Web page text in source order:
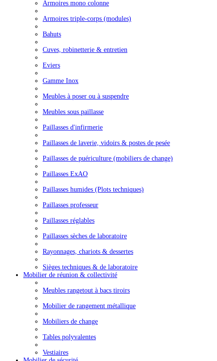
Armoires mono colonne
Armoires triple-corps (modules)
Bahuts
Cuves, robinetterie & entretien
Eviers
Gamme Inox
Meubles à poser ou à suspendre
Meubles sous paillasse
Paillasses d'infirmerie
Paillasses de laverie, vidoirs & postes de pesée
Paillasses de puériculture (mobiliers de change)
Paillasses ExAO
Paillasses humides (Plots techniques)
Paillasses professeur
Paillasses réglables
Paillasses sèches de laboratoire
Rayonnages, chariots & dessertes
Sièges techniques & de laboratoire
Mobilier de réunion & collectivité
Meubles rangetout à bacs tiroirs
Mobilier de rangement métallique
Mobiliers de change
Tables polyvalentes
Vestiaires